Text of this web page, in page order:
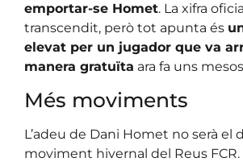
emportar-se Homet. La xifra
transcendit, però tot apunta és
elevat per un jugador que va
manera gratuïta ara fa uns
Més moviments
L’adeu de Dani Homet no serà el
moviment hivernal del Reus FCR.